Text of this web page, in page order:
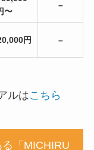
〜
–
円 –
ルはこちら
「MICHIRU